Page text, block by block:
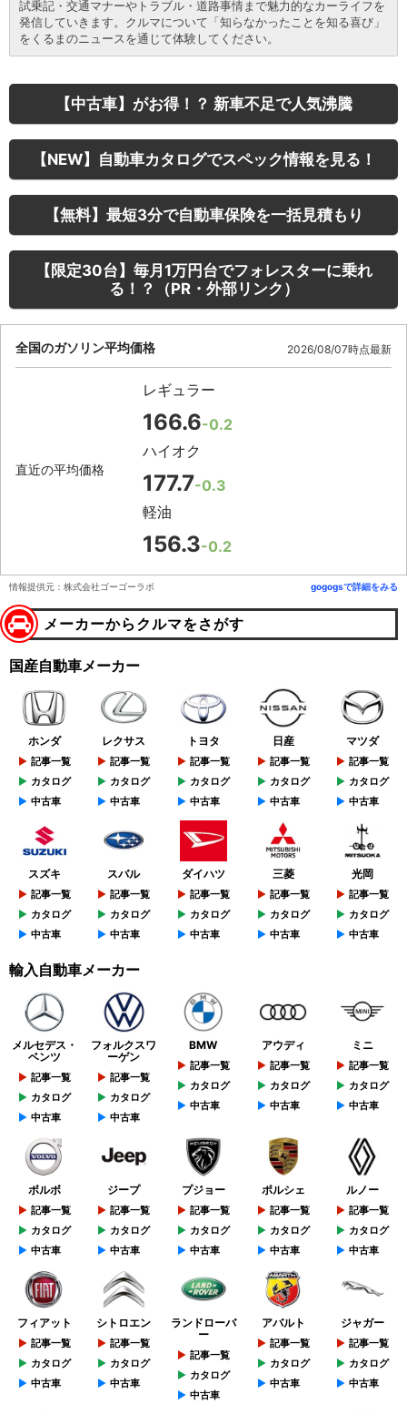
試乗記・交通マナーやトラブル・道路事情まで魅力的なカーライフを
発信していきます。クルマについて「知らなかったことを知る喜び」
をくるまのニュースを通じて体験してください。
【中古車】がお得！？ 新車不足で人気沸騰
【NEW】自動車カタログでスペック情報を見る！
【無料】最短3分で自動車保険を一括見積もり
【限定30台】毎月1万円台でフォレスターに乗れ
る！？（PR・外部リンク）
全国のガソリン平均価格 2026/08/07時点最新
直近の平均価格
レギュラー
166.6-0.2
ハイオク
177.7-0.3
軽油
156.3-0.2
情報提供元：株式会社ゴーゴーラボ gogogsで詳細をみる
メーカーからクルマをさがす
国産自動車メーカー
ホンダ
記事一覧
カタログ
中古車
レクサス
記事一覧
カタログ
中古車
トヨタ
記事一覧
カタログ
中古車
日産
記事一覧
カタログ
中古車
マツダ
記事一覧
カタログ
中古車
スズキ
記事一覧
カタログ
中古車
スバル
記事一覧
カタログ
中古車
ダイハツ
記事一覧
カタログ
中古車
三菱
記事一覧
カタログ
中古車
光岡
記事一覧
カタログ
中古車
輸入自動車メーカー
メルセデス・
ベンツ
記事一覧
カタログ
中古車
フォルクスワ
ーゲン
記事一覧
カタログ
中古車
BMW
記事一覧
カタログ
中古車
アウディ
記事一覧
カタログ
中古車
ミニ
記事一覧
カタログ
中古車
ボルボ
記事一覧
カタログ
中古車
ジープ
記事一覧
カタログ
中古車
プジョー
記事一覧
カタログ
中古車
ポルシェ
記事一覧
カタログ
中古車
ルノー
記事一覧
カタログ
中古車
フィアット
記事一覧
カタログ
中古車
シトロエン
記事一覧
カタログ
中古車
ランドローバ
ー
記事一覧
カタログ
中古車
アバルト
記事一覧
カタログ
中古車
ジャガー
記事一覧
カタログ
中古車